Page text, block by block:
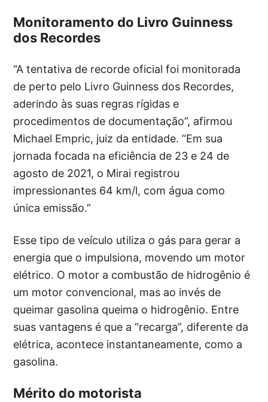
Monitoramento do Livro Guinness
dos Recordes
“A tentativa de recorde oficial foi monitorada
de perto pelo Livro Guinness dos Recordes,
aderindo às suas regras rígidas e
procedimentos de documentação”, afirmou
Michael Empric, juiz da entidade. “Em sua
jornada focada na eficiência de 23 e 24 de
agosto de 2021, o Mirai registrou
impressionantes 64 km/l, com água como
única emissão.”
Esse tipo de veículo utiliza o gás para gerar a
energia que o impulsiona, movendo um motor
elétrico. O motor a combustão de hidrogênio é
um motor convencional, mas ao invés de
queimar gasolina queima o hidrogênio. Entre
suas vantagens é que a “recarga”, diferente da
elétrica, acontece instantaneamente, como a
gasolina.
Mérito do motorista